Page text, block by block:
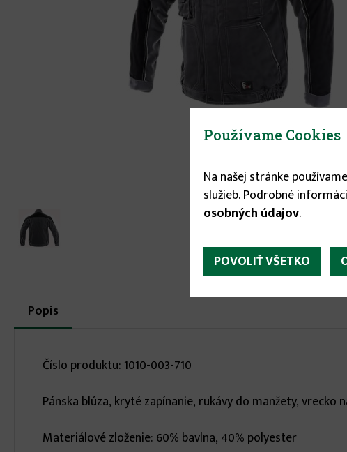
More
infos
Popis
karta)
Číslo produktu: 1010-003-710
Pánska blúza, kryté zapínanie, rukávy do manžety,
Materiálové zloženie: 60% bavlna, 40% polyester
Používame Cookies
Na našej stránke
služieb. Podrobné
osobných údajov.
POVOLIŤ VŠETKO